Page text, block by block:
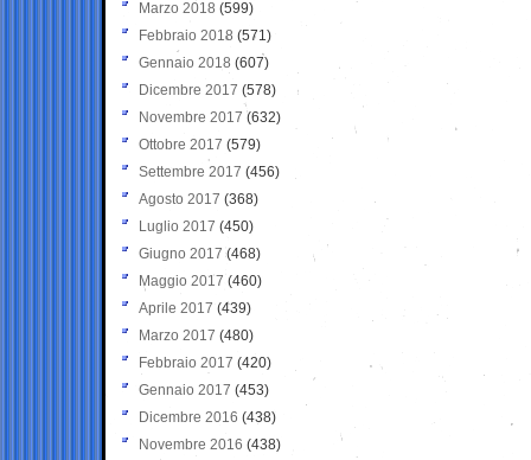
Marzo 2018 (599)
Febbraio 2018 (571)
Gennaio 2018 (607)
Dicembre 2017 (578)
Novembre 2017 (632)
Ottobre 2017 (579)
Settembre 2017 (456)
Agosto 2017 (368)
Luglio 2017 (450)
Giugno 2017 (468)
Maggio 2017 (460)
Aprile 2017 (439)
Marzo 2017 (480)
Febbraio 2017 (420)
Gennaio 2017 (453)
Dicembre 2016 (438)
Novembre 2016 (438)